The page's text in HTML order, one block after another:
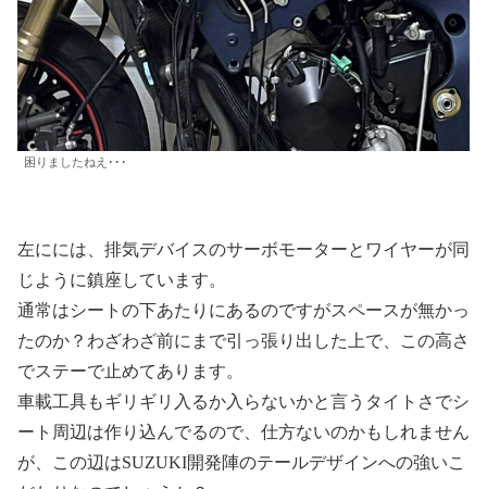
困りましたねえ･･･
左にには、排気デバイスのサーボモーターとワイヤーが同
じように鎮座しています。
通常はシートの下あたりにあるのですがスペースが無かっ
たのか？わざわざ前にまで引っ張り出した上で、この高さ
でステーで止めてあります。
車載工具もギリギリ入るか入らないかと言うタイトさでシ
ート周辺は作り込んでるので、仕方ないのかもしれません
が、この辺はSUZUKI開発陣のテールデザインへの強いこ